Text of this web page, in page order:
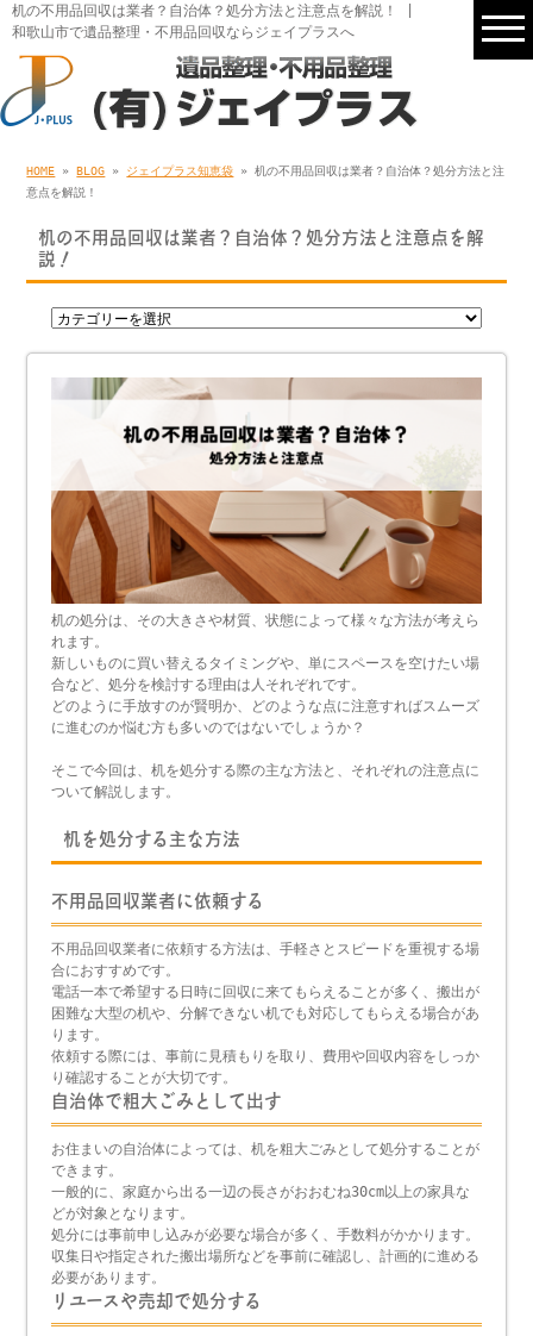
机の不用品回収は業者？自治体？処分方法と注意点を解説！ |
和歌山市で遺品整理・不用品回収ならジェイプラスへ
HOME »BLOG » ジェイプラス知恵袋 » 机の不用品回収は業者？自治体？処分方法と注
意点を解説！
机の不用品回収は業者？自治体？処分方法と注意点を解
説！
机の処分は、その大きさや材質、状態によって様々な方法が考えら
れます。
新しいものに買い替えるタイミングや、単にスペースを空けたい場
合など、処分を検討する理由は人それぞれです。
どのように手放すのが賢明か、どのような点に注意すればスムーズ
に進むのか悩む方も多いのではないでしょうか？
そこで今回は、机を処分する際の主な方法と、それぞれの注意点に
ついて解説します。
机を処分する主な方法
不用品回収業者に依頼する
不用品回収業者に依頼する方法は、手軽さとスピードを重視する場
合におすすめです。
電話一本で希望する日時に回収に来てもらえることが多く、搬出が
困難な大型の机や、分解できない机でも対応してもらえる場合があ
ります。
依頼する際には、事前に見積もりを取り、費用や回収内容をしっか
り確認することが大切です。
自治体で粗大ごみとして出す
お住まいの自治体によっては、机を粗大ごみとして処分することが
できます。
一般的に、家庭から出る一辺の長さがおおむね30cm以上の家具な
どが対象となります。
処分には事前申し込みが必要な場合が多く、手数料がかかります。
収集日や指定された搬出場所などを事前に確認し、計画的に進める
必要があります。
リユースや売却で処分する